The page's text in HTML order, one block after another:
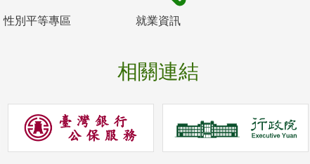
性別平等專區 就業資訊
相關連結